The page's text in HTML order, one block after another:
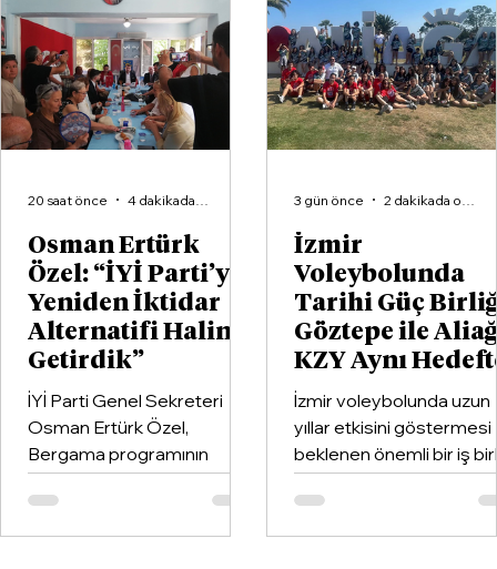
Osman Ertürk
Özel: “İYİ Parti’yi
Yeniden İktidar
Alternatifi Haline
Getirdik”
İYİ Parti Genel Sekreteri
Osman Ertürk Özel,
Bergama programının
ardından geldiği Dikili’de
partisinin ilçe teşkilatıyla
buluştu.
20 saat önce
İzmir
Voleybolunda
Tarihi Güç
Göztepe ile
KZY Aynı
İzmir voleybolunda uzun
yıllar etkisini göstermesi
beklenen önemli bir iş
hayata geçirildi. Kentin
kulüplerinden Göztepe
Spor Kulübü ile İzmir'in en
3 gün önce
“Ankara-İzmir hızlı tren 2027
sonuna kadar bitecek”